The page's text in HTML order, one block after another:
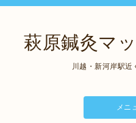
萩原鍼灸マ
川越・新河岸駅
メニ